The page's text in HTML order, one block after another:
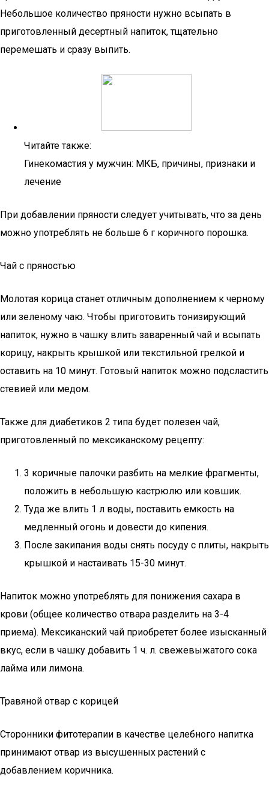
Небольшое количество пряности нужно всыпать в
приготовленный десертный напиток, тщательно
перемешать и сразу выпить.
Читайте также:
Гинекомастия у мужчин: МКБ, причины, признаки и
лечение
При добавлении пряности следует учитывать, что за день
можно употреблять не больше 6 г коричного порошка.
Чай с пряностью
Молотая корица станет отличным дополнением к черному
или зеленому чаю. Чтобы приготовить тонизирующий
напиток, нужно в чашку влить заваренный чай и всыпать
корицу, накрыть крышкой или текстильной грелкой и
оставить на 10 минут. Готовый напиток можно подсластить
стевией или медом.
Также для диабетиков 2 типа будет полезен чай,
приготовленный по мексиканскому рецепту:
3 коричные палочки разбить на мелкие фрагменты,
положить в небольшую кастрюлю или ковшик.
Туда же влить 1 л воды, поставить емкость на
медленный огонь и довести до кипения.
После закипания воды снять посуду с плиты, накрыть
крышкой и настаивать 15-30 минут.
Напиток можно употреблять для понижения сахара в
крови (общее количество отвара разделить на 3-4
приема). Мексиканский чай приобретет более изысканный
вкус, если в чашку добавить 1 ч. л. свежевыжатого сока
лайма или лимона.
Травяной отвар с корицей
Сторонники фитотерапии в качестве целебного напитка
принимают отвар из высушенных растений с
добавлением коричника.